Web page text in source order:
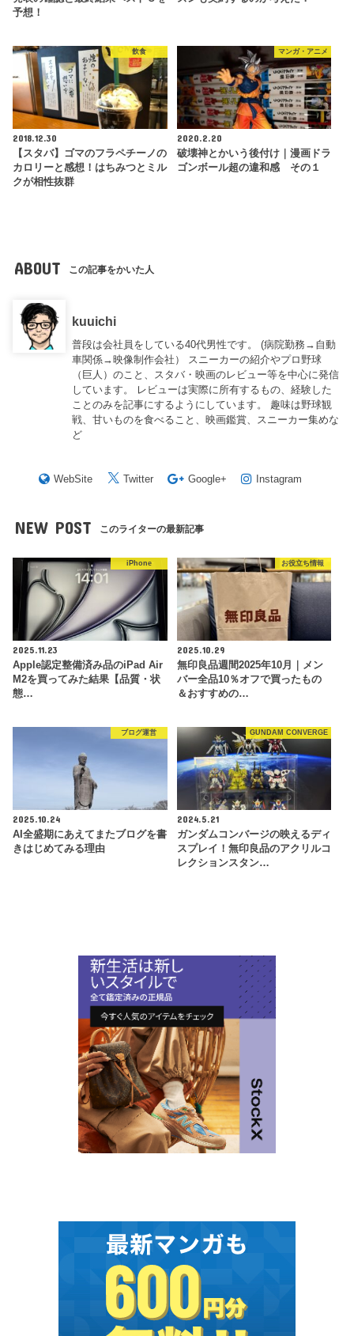
予想！
飲食
2018.12.30
【スタバ】ゴマのフラペチーノの
カロリーと感想！はちみつとミル
クが相性抜群
マンガ・アニメ
2020.2.20
破壊神とかいう後付け｜漫画ドラ
ゴンボール超の違和感 その１
ABOUT この記事をかいた人
kuuichi
普段は会社員をしている40代男性です。 (病院勤務→自動
車関係→映像制作会社） スニーカーの紹介やプロ野球
（巨人）のこと、スタバ・映画のレビュー等を中心に発信
しています。 レビューは実際に所有するもの、経験した
ことのみを記事にするようにしています。 趣味は野球観
戦、甘いものを食べること、映画鑑賞、スニーカー集めな
ど
WebSite Twitter Google+ Instagram
NEW POST このライターの最新記事
iPhone
2025.11.23
Apple認定整備済み品のiPad Air
M2を買ってみた結果【品質・状
態…
お役立ち情報
2025.10.29
無印良品週間2025年10月｜メン
バー全品10％オフで買ったもの
＆おすすめの…
ブログ運営
2025.10.24
AI全盛期にあえてまたブログを書
きはじめてみる理由
GUNDAM CONVERGE
2024.5.21
ガンダムコンバージの映えるディ
スプレイ！無印良品のアクリルコ
レクションスタン…